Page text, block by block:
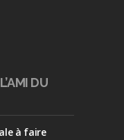
DU
à faire